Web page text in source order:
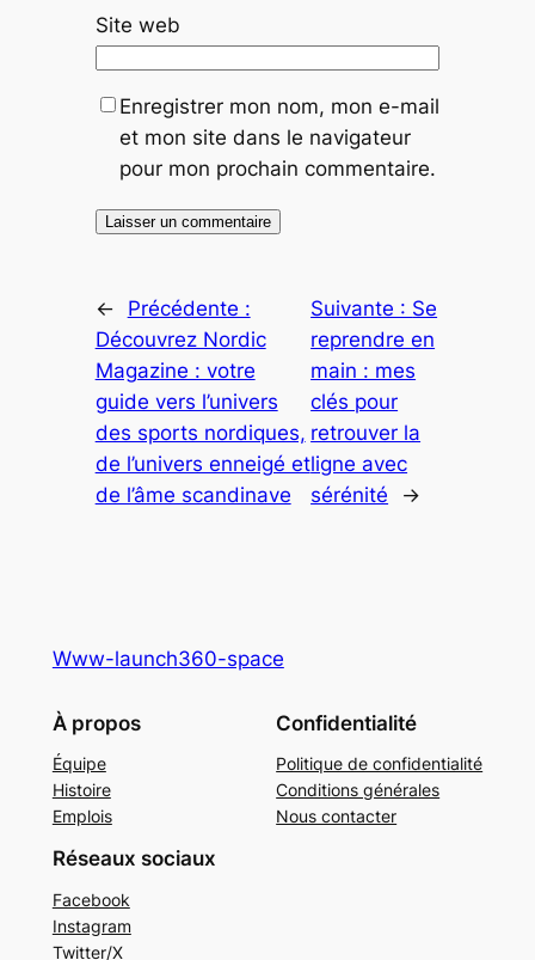
Site web
Enregistrer mon nom, mon e-mail
et mon site dans le navigateur
pour mon prochain commentaire.
←
Précédente :
Découvrez Nordic
Magazine : votre
guide vers l’univers
des sports nordiques,
de l’univers enneigé et
de l’âme scandinave
Suivante : Se
reprendre en
main : mes
clés pour
retrouver la
ligne avec
sérénité
→
Www-launch360-space
À propos
Équipe
Histoire
Emplois
Confidentialité
Politique de confidentialité
Conditions générales
Nous contacter
Réseaux sociaux
Facebook
Instagram
Twitter/X